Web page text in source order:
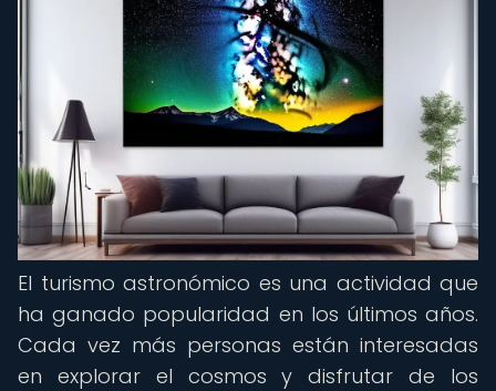
El turismo astronómico es una actividad que
ha ganado popularidad en los últimos años.
Cada vez más personas están interesadas
en explorar el cosmos y disfrutar de los